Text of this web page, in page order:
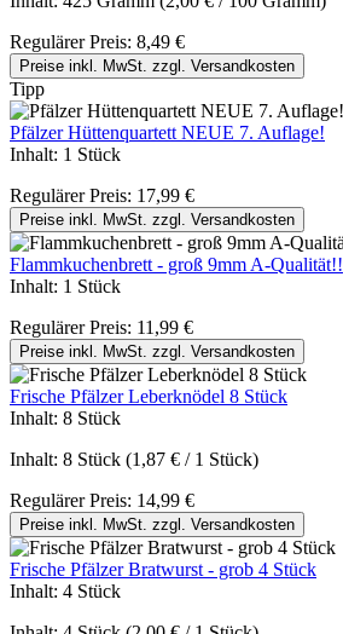
Regulärer Preis: 8,49 €
Preise inkl. MwSt. zzgl. Versandkosten
Tipp
Pfälzer Hüttenquartett NEUE 7. Auflage!
Inhalt: 1 Stück
Regulärer Preis: 17,99 €
Preise inkl. MwSt. zzgl. Versandkosten
Flammkuchenbrett - groß 9mm A-Qualität!!
Inhalt: 1 Stück
Regulärer Preis: 11,99 €
Preise inkl. MwSt. zzgl. Versandkosten
Frische Pfälzer Leberknödel 8 Stück
Inhalt: 8 Stück
Inhalt: 8 Stück (1,87 € / 1 Stück)
Regulärer Preis: 14,99 €
Preise inkl. MwSt. zzgl. Versandkosten
Frische Pfälzer Bratwurst - grob 4 Stück
Inhalt: 4 Stück